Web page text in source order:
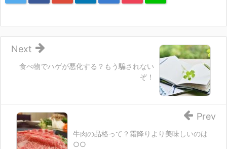
食べ物でハゲが悪化する？もう騙されない
ぞ！
Next
牛肉の品格って？霜降りより美味しいのは
○○
Prev